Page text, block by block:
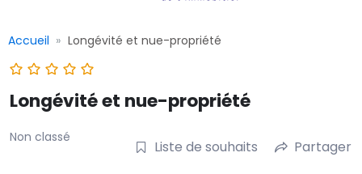
Accueil Longévité et nue-propriété
Longévité et nue-propriété
Non classé
Liste de souhaits Partager